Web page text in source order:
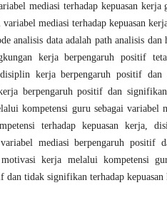
mediasi terhadap kepuasan
mediasi terhadap kepuasan
analisis data adalah path analisis
kerja berpengaruh positif
kerja berpengaruh positif dan
berpengaruh positif dan signifikan
kompetensi guru sebagai variabel
terhadap kepuasan kerja,
mediasi berpengaruh positif
kerja melalui kompetensi
dan tidak signifikan terhadap kepuasan